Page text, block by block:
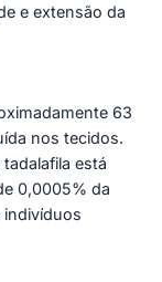
e extensão da
63
nos tecidos.
está
0,0005% da
indivíduos